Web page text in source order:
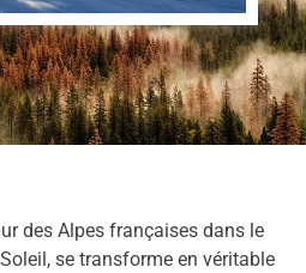
des Alpes françaises dans le
se transforme en véritable